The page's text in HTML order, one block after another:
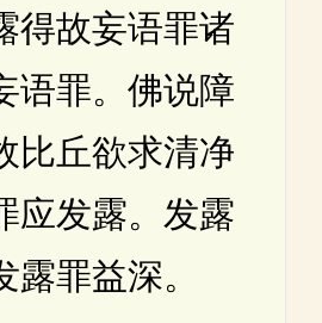
得故妄语罪诸
语罪。佛说障
比丘欲求清净
应发露。发露
露罪益深。